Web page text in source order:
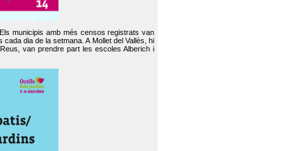
Els municipis amb més censos registrats van
dia de la setmana. A Mollet del Vallès, hi
van prendre part les escoles Alberich i